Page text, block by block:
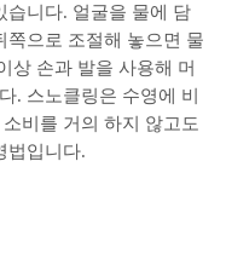
습니다. 얼굴을 물에 담
쪽으로 조절해 놓으면 물
상 손과 발을 사용해 머
. 스노클링은 수영에 비
비를 거의 하지 않고도
법입니다.